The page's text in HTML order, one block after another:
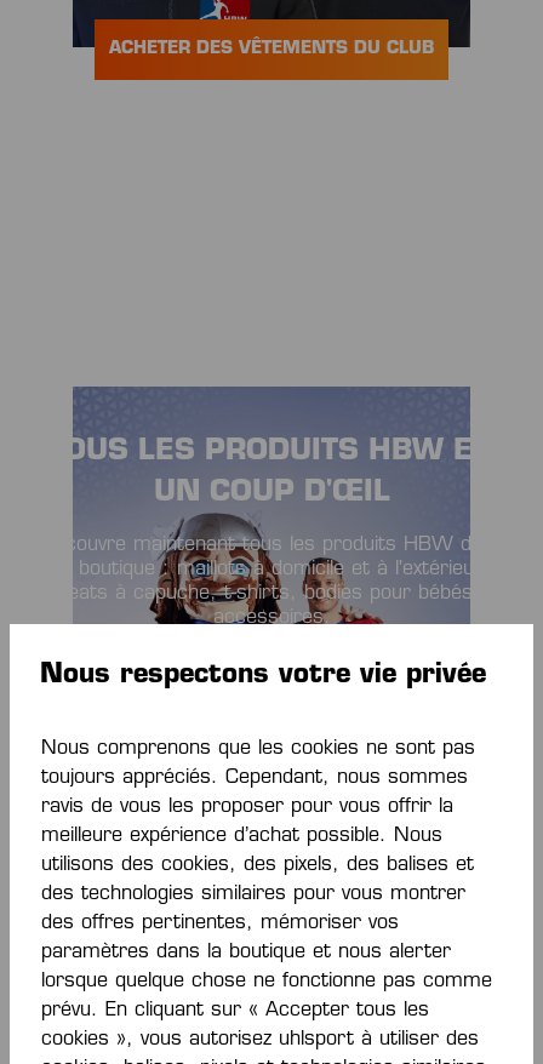
ACHETER DES VÊTEMENTS DU CLUB
TOUS LES PRODUITS HBW EN
UN COUP D'ŒIL
Découvre maintenant tous les produits HBW dans
la boutique : maillots à domicile et à l'extérieur,
sweats à capuche, t-shirts, bodies pour bébés ou
accessoires.
TOUT DÉCOUVRIR
La boutique
officielle HBW
Nous respectons votre vie privée
Nous comprenons que les cookies ne sont pas
toujours appréciés. Cependant, nous sommes
ravis de vous les proposer pour vous offrir la
meilleure expérience d’achat possible. Nous
utilisons des cookies, des pixels, des balises et
des technologies similaires pour vous montrer
des offres pertinentes, mémoriser vos
paramètres dans la boutique et nous alerter
lorsque quelque chose ne fonctionne pas comme
prévu. En cliquant sur « Accepter tous les
cookies », vous autorisez uhlsport à utiliser des